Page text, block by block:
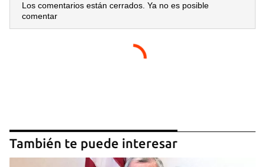
Los comentarios están cerrados. Ya no es posible
comentar
También te puede interesar